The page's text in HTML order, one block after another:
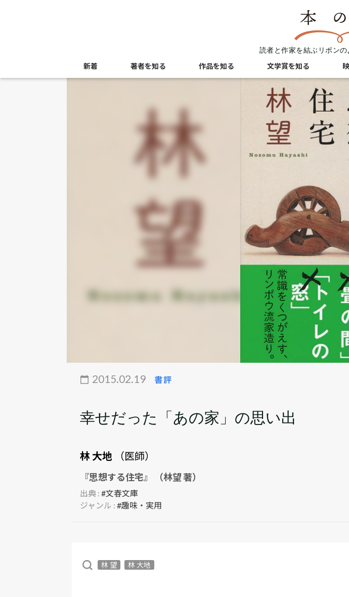
読者と作家を結ぶリボン
新着 著者を知る 作品を知る 文学賞を知る
2015.02.19 書評
幸せだった「あの家」の思い出
林 大地 （医師）
『思想する住宅』 （林望 著）
出典 : #文春文庫
ジャンル : #趣味・実用
林 望 林 大地